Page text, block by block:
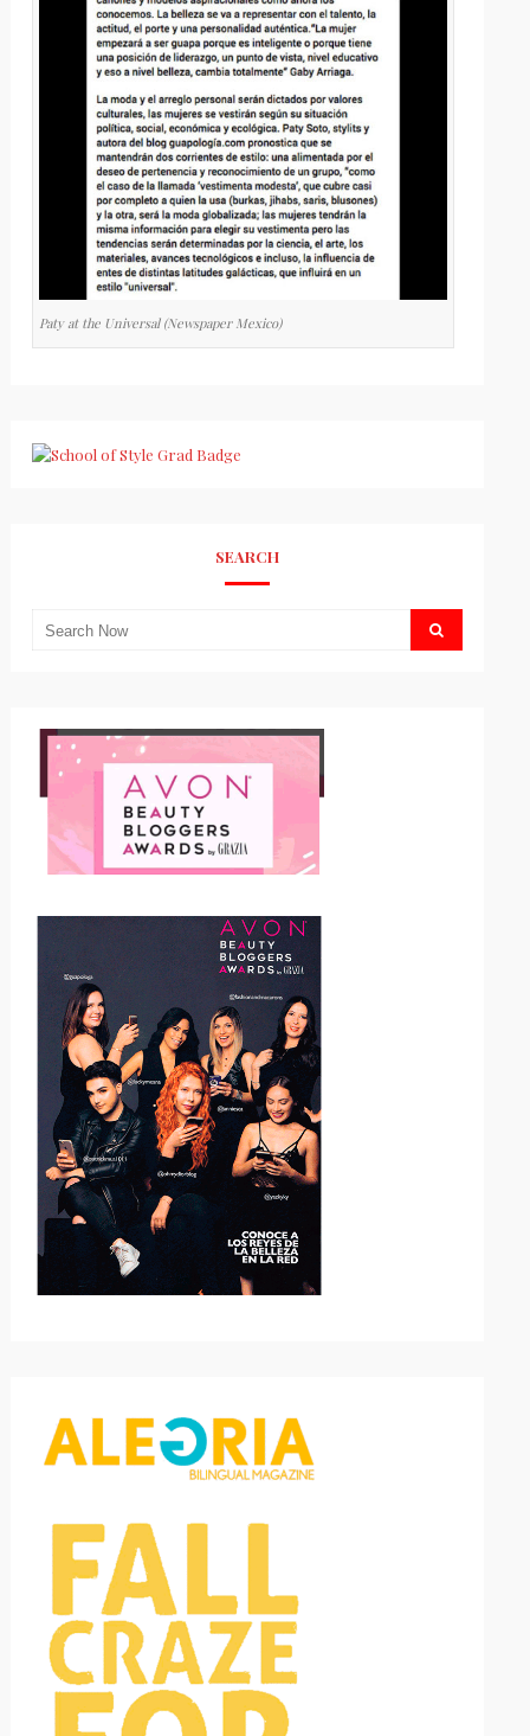
Paty at the Universal (Newspaper Mexico)
SEARCH